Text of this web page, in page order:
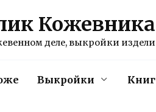
Кожевника
деле, выкройки
Выкройки